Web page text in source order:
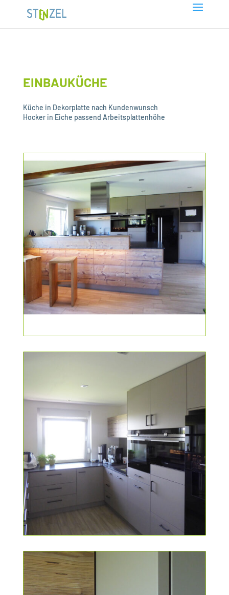
EINBAUKÜCHE
Küche in Dekorplatte nach Kundenwunsch
Hocker in Eiche passend Arbeitsplattenhöhe